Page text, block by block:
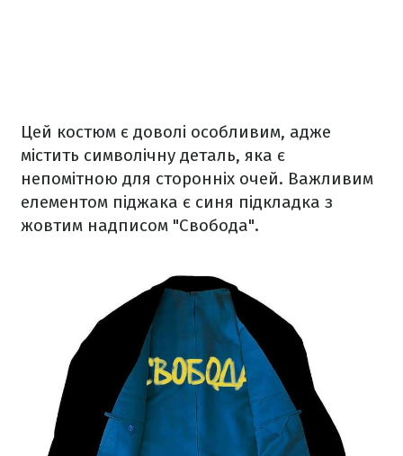
Цей костюм є доволі особливим, адже
містить символічну деталь, яка є
непомітною для сторонніх очей. Важливим
елементом піджака є синя підкладка з
жовтим надписом "Свобода".